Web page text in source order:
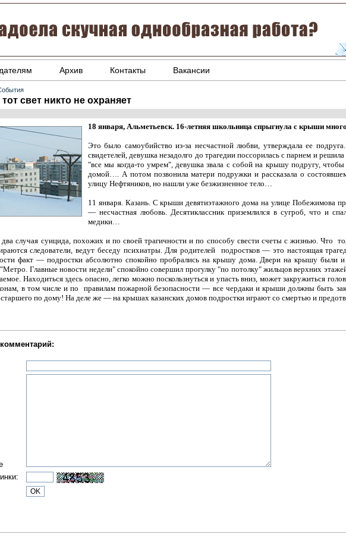
Архив Контакты Вакансии
свет никто не охраняет
18 января, Альметьевск. 16-летняя школьница спрыгнула с крыши
Это было самоубийство из-за несчастной любви, утверждала ее
свидетелей, девушка незадолго до трагедии поссорилась с парнем и
"все мы когда-то умрем", девушка звала с собой на крышу подругу,
домой…. А потом позвонила матери подружки и рассказала о
улицу Нефтяников, но нашли уже безжизненное тело…
11 января. Казань. С крыши девятиэтажного дома на улице Побежимова
— несчастная любовь. Десятиклассник приземлился в сугроб, что и
медики…
два случая суицида, похожих и по своей трагичности и по способу свести счеты с жизнью. Что
следователи, ведут беседу психиатры. Для родителей подростков — это настоящая
факт — подростки абсолютно спокойно пробрались на крышу дома. Двери на крышу были
Главные новости недели" спокойно совершил прогулку "по потолку" жильцов верхних
Находиться здесь опасно, легко можно поскользнуться и упасть вниз, может закружиться
в том числе и по правилам пожарной безопасности — все чердаки и крыши должны быть
по дому! На деле же — на крышах казанских домов подростки играют со смертью и